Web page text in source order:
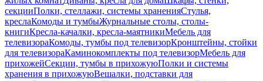
секцииПолки, стеллажи, системы храненияСтулья,
креслаКомоды и тумбыЖурнальные столы, столы-
книгиКресла-качалки, кресла-маятникиМебель для
телевизораКомоды, тумбы под телевизорКронштейны, стойки
для телевизораКаминокомплекты под телевизорМебель для
прихожейСекции, тумбы в прихожуюПолки и системы
хранения в прихожуюВешалки, подставки для